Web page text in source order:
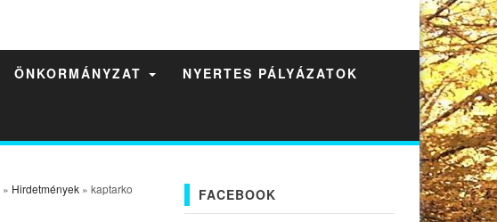
ÖNKORMÁNYZAT NYERTES PÁLYÁZATOK
» Hirdetmények» kaptarko FACEBOOK